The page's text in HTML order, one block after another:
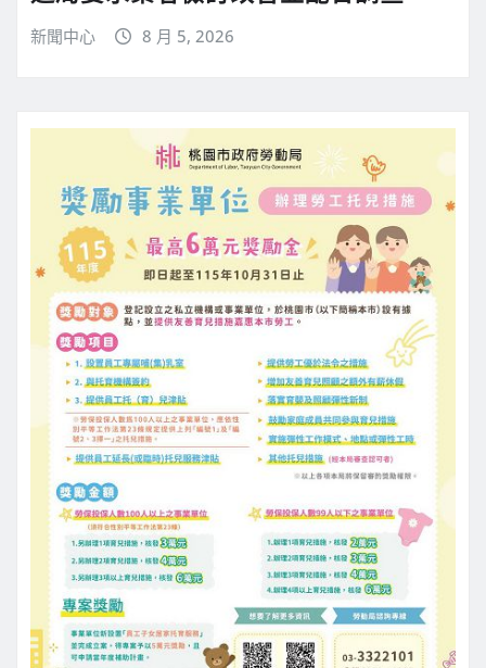
新聞中心 8 月 5, 2026